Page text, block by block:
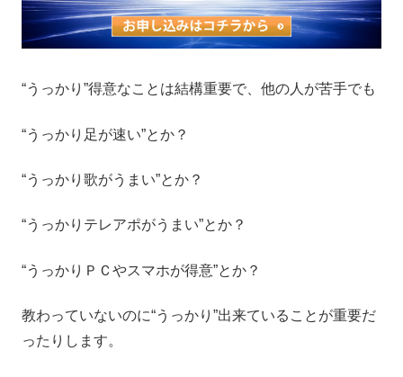
“うっかり”得意なことは結構重要で、他の人が苦手でも
“うっかり足が速い”とか？
“うっかり歌がうまい”とか？
“うっかりテレアポがうまい”とか？
“うっかりＰＣやスマホが得意”とか？
教わっていないのに“うっかり”出来ていることが重要だ
ったりします。